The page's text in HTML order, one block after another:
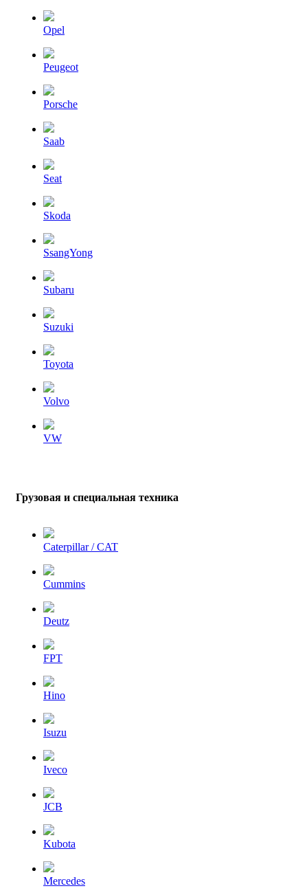
Opel
Peugeot
Porsche
Saab
Seat
Skoda
SsangYong
Subaru
Suzuki
Toyota
Volvo
VW
Грузовая и специальная техника
Caterpillar / CAT
Cummins
Deutz
FPT
Hino
Isuzu
Iveco
JCB
Kubota
Mercedes